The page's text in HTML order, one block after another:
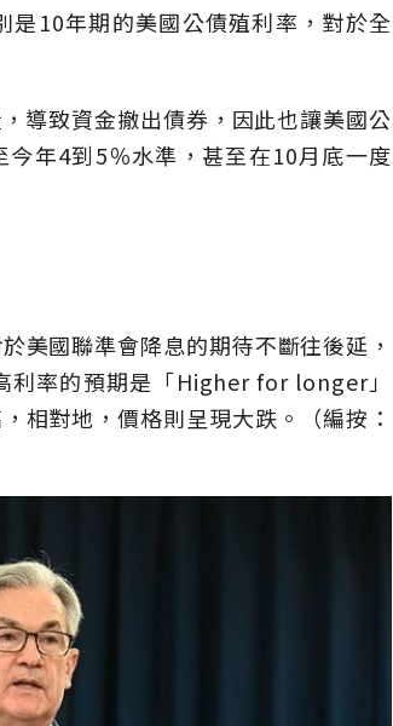
是10年期的美國公債殖利率，對於全
導致資金撤出債券，因此也讓美國公
年4到5％水準，甚至在10月底一度
美國聯準會降息的期待不斷往後延，
利率的預期是「Higher for longer」
相對地，價格則呈現大跌。（編按：